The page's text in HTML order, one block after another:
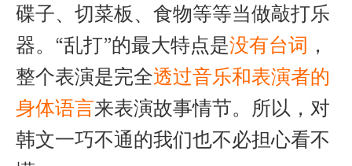
碟子、切菜板、食物等等当做敲打乐
器。“乱打”的最大特点是没有台词 ，
整个表演是完全透过音乐和表演者的
身体语言来表演故事情节。所以，对
韩文一巧不通的我们也不必担心看不